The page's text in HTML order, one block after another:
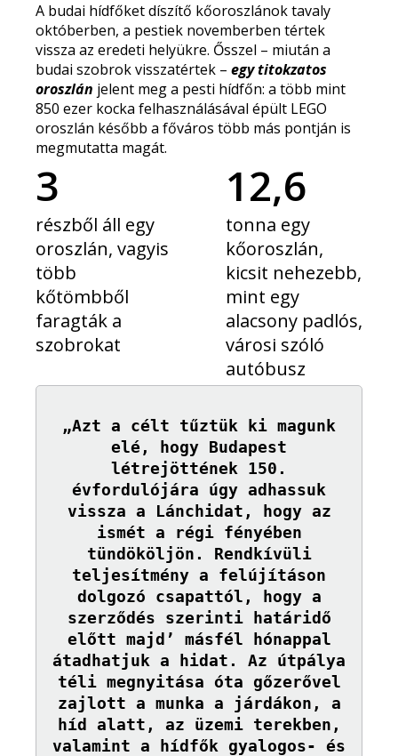
A budai hídfőket díszítő kőoroszlánoktavaly
októberben, a pestiek novemberben tértek
vissza az eredeti helyükre. Ősszel – miután a
budai szobrok visszatértek – egy titokzatos
oroszlán jelent meg a pesti hídfőn: a több mint
850 ezer kocka felhasználásával épült LEGO
oroszlán később a főváros több más pontján is
megmutatta magát.
3
részből áll egy
oroszlán, vagyis
több
kőtömbből
faragták a
szobrokat
12,6
tonna egy
kőoroszlán,
kicsit nehezebb,
mint egy
alacsony padlós,
városi szóló
autóbusz
„Azt a célt tűztük ki magunk
elé, hogy Budapest
létrejöttének 150.
évfordulójára úgy adhassuk
vissza a Lánchidat, hogy az
ismét a régi fényében
tündököljön. Rendkívüli
teljesítmény a felújításon
dolgozó csapattól, hogy a
szerződés szerinti határidő
előtt majd’ másfél hónappal
átadhatjuk a hidat. Az útpálya
téli megnyitása óta gőzerővel
zajlott a munka a járdákon, a
híd alatt, az üzemi terekben,
valamint a hídfők gyalogos- és